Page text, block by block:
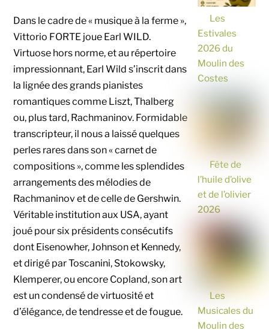
Dans le cadre de « musique à la ferme »,
Vittorio FORTE joue Earl WILD.
Virtuose hors norme, et au répertoire
impressionnant, Earl Wild s’inscrit dans
la lignée des grands pianistes
romantiques comme Liszt, Thalberg
ou, plus tard, Rachmaninov. Formidable
transcripteur, il nous a laissé quelques
perles rares dans son « carnet de
compositions », comme les splendides
arrangements des mélodies de
Rachmaninov et de celle de Gershwin.
Véritable institution aux USA, ayant
joué pour six présidents consécutifs
dont Eisenowher, Johnson et Kennedy,
et dirigé par Toscanini, Stokowsky,
Klemperer, ou encore Copland, son art
est un condensé de virtuosité et
d’élégance, de tendresse et de fougue.
Les
Estivales
2026 du
Moulin des
Costes
Fête de
l’huile d’olive
et de l’olivier
2026
Les
Musicales du
Moulin des